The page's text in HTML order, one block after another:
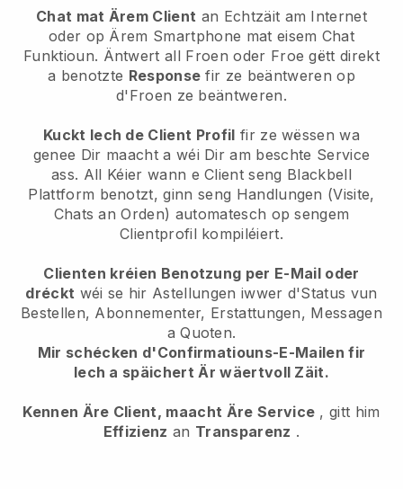
Chat mat Ärem Client an Echtzäit am Internet
oder op Ärem Smartphone mat eisem Chat
Funktioun. Äntwert all Froen oder Froe gëtt direkt
a benotzte Response fir ze beäntweren op
d'Froen ze beäntweren.
Kuckt Iech de Client Profil fir ze wëssen wa
genee Dir maacht a wéi Dir am beschte Service
ass. All Kéier wann e Client seng Blackbell
Plattform benotzt, ginn seng Handlungen (Visite,
Chats an Orden) automatesch op sengem
Clientprofil kompiléiert.
Clienten kréien Benotzung per E-Mail oder
dréckt wéi se hir Astellungen iwwer d'Status vun
Bestellen, Abonnementer, Erstattungen, Messagen
a Quoten.
Mir schécken d'Confirmatiouns-E-Mailen fir
Iech a späichert Är wäertvoll Zäit.
Kennen Äre Client, maacht Äre Service , gitt him
Effizienz an Transparenz .